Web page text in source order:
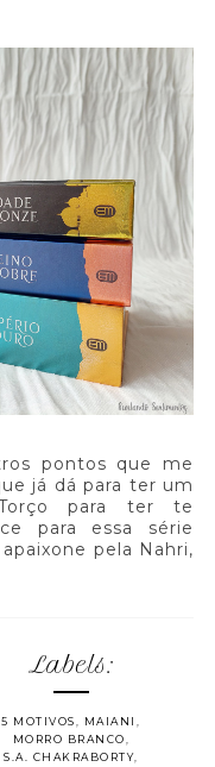
pontos que me
já dá para ter um
para ter te
para essa série
pela Nahri,
Labels:
5 MOTIVOS, MAIANI ,
MORRO BRANCO,
S.A. CHAKRABORTY,